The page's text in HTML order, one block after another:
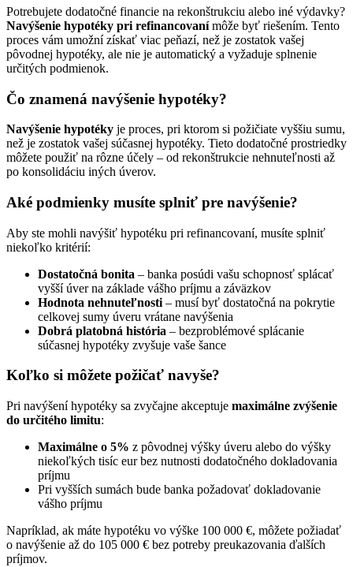
Potrebujete dodatočné financie na rekonštrukciu alebo iné výdavky?
Navýšenie hypotéky pri refinancovanímôže byť riešením. Tento
proces vám umožní získať viac peňazí, než je zostatok vašej
pôvodnej hypotéky, ale nie je automatický a vyžaduje splnenie
určitých podmienok.
Čo znamená navýšenie hypotéky?
Navýšenie hypotéky je proces, pri ktorom si požičiate vyššiu sumu,
než je zostatok vašej súčasnej hypotéky. Tieto dodatočné prostriedky
môžete použiť na rôzne účely – od rekonštrukcie nehnuteľnosti až
po konsolidáciu iných úverov.
Aké podmienky musíte splniť pre navýšenie?
Aby ste mohli navýšiť hypotéku pri refinancovaní, musíte splniť
niekoľko kritérií:
Dostatočná bonita – banka posúdi vašu schopnosť splácať
vyšší úver na základe vášho príjmu a záväzkov
Hodnota nehnuteľnosti – musí byť dostatočná na pokrytie
celkovej sumy úveru vrátane navýšenia
Dobrá platobná história – bezproblémové splácanie
súčasnej hypotéky zvyšuje vaše šance
Koľko si môžete požičať navyše?
Pri navýšení hypotéky sa zvyčajne akceptuje maximálne zvýšenie
do určitého limitu:
Maximálne o 5% z pôvodnej výšky úveru alebo do výšky
niekoľkých tisíc eur bez nutnosti dodatočného dokladovania
príjmu
Pri vyšších sumách bude banka požadovať dokladovanie
vášho príjmu
Napríklad, ak máte hypotéku vo výške 100 000 €, môžete požiadať
o navýšenie až do 105 000 € bez potreby preukazovania ďalších
príjmov.